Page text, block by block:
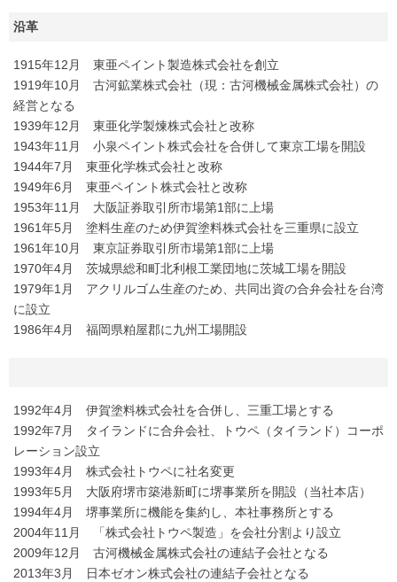
沿革
1915年12月 東亜ペイント製造株式会社を創立
1919年10月 古河鉱業株式会社（現：古河機械金属株式会社）の
経営となる
1939年12月 東亜化学製煉株式会社と改称
1943年11月 小泉ペイント株式会社を合併して東京工場を開設
1944年7月 東亜化学株式会社と改称
1949年6月 東亜ペイント株式会社と改称
1953年11月 大阪証券取引所市場第1部に上場
1961年5月 塗料生産のため伊賀塗料株式会社を三重県に設立
1961年10月 東京証券取引所市場第1部に上場
1970年4月 茨城県総和町北利根工業団地に茨城工場を開設
1979年1月 アクリルゴム生産のため、共同出資の合弁会社を台湾
に設立
1986年4月 福岡県粕屋郡に九州工場開設
1992年4月 伊賀塗料株式会社を合併し、三重工場とする
1992年7月 タイランドに合弁会社、トウペ（タイランド）コーポ
レーション設立
1993年4月 株式会社トウペに社名変更
1993年5月 大阪府堺市築港新町に堺事業所を開設（当社本店）
1994年4月 堺事業所に機能を集約し、本社事務所とする
2004年11月 「株式会社トウペ製造」を会社分割より設立
2009年12月 古河機械金属株式会社の連結子会社となる
2013年3月 日本ゼオン株式会社の連結子会社となる